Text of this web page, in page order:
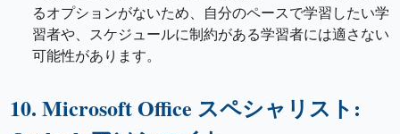
るオプションがないため、自分のペースで学習したい学
習者や、スケジュールに制約がある学習者には適さない
可能性があります。
10. Microsoft Office スペシャリスト: